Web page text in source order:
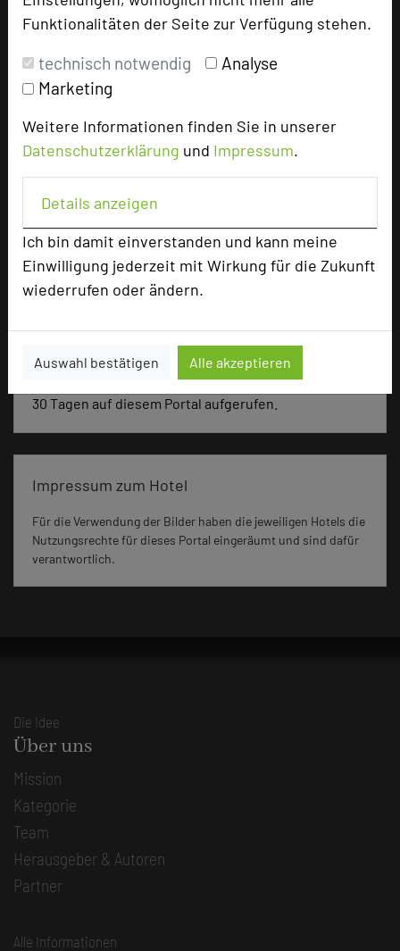
Funktionalitäten der Seite zur Verfügung stehen.
technisch notwendig
Analyse
Marketing
Weitere Informationen finden Sie in unserer
Datenschutzerklärung und Impressum.
Details anzeigen
Ich bin damit einverstanden und kann meine
Einwilligung jederzeit mit Wirkung für die Zukunft
wiederrufen oder ändern.
Auswahl bestätigen Alle akzeptieren
Tagungsräume
Zimmer
Suiten
Appartements
Besonders geeignet für
Seminar, Konferenz, Klausur, Event
181 Seiten dieses Hotels wurden in den vergangenen
30 Tagen auf diesem Portal aufgerufen.
Impressum zum Hotel
Für die Verwendung der Bilder haben die jeweiligen Hotels die
Nutzungsrechte für dieses Portal eingeräumt und sind dafür
verantwortlich.
Die Idee
Über uns
Mission
Kategorie
Team
Herausgeber & Autoren
Partner
Alle Informationen